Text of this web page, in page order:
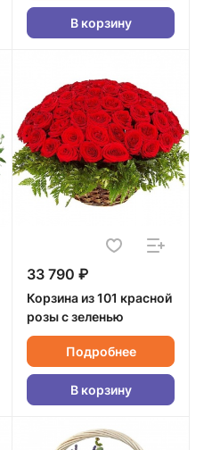
В корзину
33 790 ₽
Корзина из 101 красной
розы с зеленью
Подробнее
В корзину